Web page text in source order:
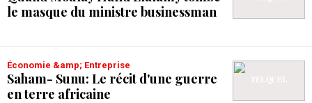
le masque du ministre businessman
Économie &amp; Entreprise
Saham- Sunu: Le récit d'une guerre
en terre africaine